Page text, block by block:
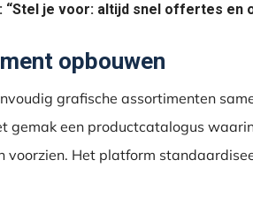
“Stel je voor: altijd snel offertes
opbouwen
grafische assortimenten
gemak een productcatalogus
voorzien. Het platform